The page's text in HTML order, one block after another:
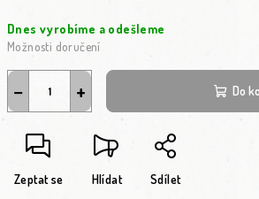
Dnes vyrobíme a odešleme
Možnosti doručení
+
− Do
Zeptat se Hlídat Sdílet